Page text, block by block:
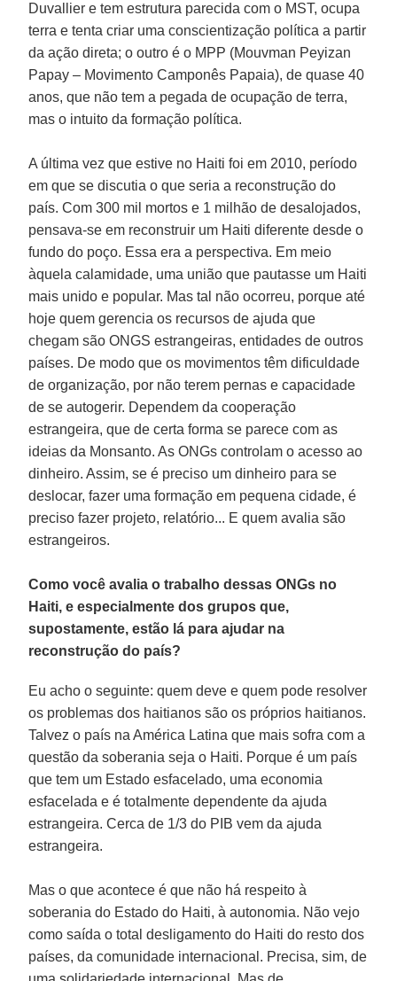
Duvallier e tem estrutura parecida com o MST, ocupa
terra e tenta criar uma conscientização política a partir
da ação direta; o outro é o MPP (Mouvman Peyizan
Papay – Movimento Camponês Papaia), de quase 40
anos, que não tem a pegada de ocupação de terra,
mas o intuito da formação política.
A última vez que estive no Haiti foi em 2010, período
em que se discutia o que seria a reconstrução do
país. Com 300 mil mortos e 1 milhão de desalojados,
pensava-se em reconstruir um Haiti diferente desde o
fundo do poço. Essa era a perspectiva. Em meio
àquela calamidade, uma união que pautasse um Haiti
mais unido e popular. Mas tal não ocorreu, porque até
hoje quem gerencia os recursos de ajuda que
chegam são ONGS estrangeiras, entidades de outros
países. De modo que os movimentos têm dificuldade
de organização, por não terem pernas e capacidade
de se autogerir. Dependem da cooperação
estrangeira, que de certa forma se parece com as
ideias da Monsanto. As ONGs controlam o acesso ao
dinheiro. Assim, se é preciso um dinheiro para se
deslocar, fazer uma formação em pequena cidade, é
preciso fazer projeto, relatório... E quem avalia são
estrangeiros.
Como você avalia o trabalho dessas ONGs no
Haiti, e especialmente dos grupos que,
supostamente, estão lá para ajudar na
reconstrução do país?
Eu acho o seguinte: quem deve e quem pode resolver
os problemas dos haitianos são os próprios haitianos.
Talvez o país na América Latina que mais sofra com a
questão da soberania seja o Haiti. Porque é um país
que tem um Estado esfacelado, uma economia
esfacelada e é totalmente dependente da ajuda
estrangeira. Cerca de 1/3 do PIB vem da ajuda
estrangeira.
Mas o que acontece é que não há respeito à
soberania do Estado do Haiti, à autonomia. Não vejo
como saída o total desligamento do Haiti do resto dos
países, da comunidade internacional. Precisa, sim, de